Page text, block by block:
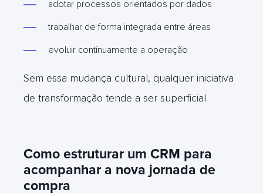
adotar processos orientados por dados
trabalhar de forma integrada entre áreas
evoluir continuamente a operação
Sem essa mudança cultural, qualquer iniciativa
de transformação tende a ser superficial.
Como estruturar um CRM para
acompanhar a nova jornada de
compra